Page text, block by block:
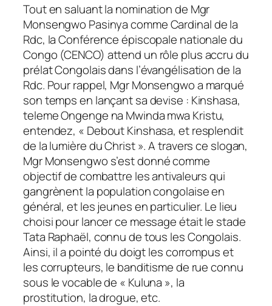
Tout en saluant la nomination de Mgr
Monsengwo Pasinya comme Cardinal de la
Rdc, la Conférence épiscopale nationale du
Congo (CENCO) attend un rôle plus accru du
prélat Congolais dans l’évangélisation de la
Rdc. Pour rappel, Mgr Monsengwo a marqué
son temps en lançant sa devise : Kinshasa,
teleme Ongenge na Mwinda mwa Kristu,
entendez, « Debout Kinshasa, et resplendit
de la lumière du Christ ». A travers ce slogan,
Mgr Monsengwo s’est donné comme
objectif de combattre les antivaleurs qui
gangrènent la population congolaise en
général, et les jeunes en particulier. Le lieu
choisi pour lancer ce message était le stade
Tata Raphaël, connu de tous les Congolais.
Ainsi, il a pointé du doigt les corrompus et
les corrupteurs, le banditisme de rue connu
sous le vocable de « Kuluna », la
prostitution, la drogue, etc.